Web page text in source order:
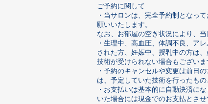
ご予約に関して
・当サロンは、完全予約制となっ
願いいたします。
なお、お部屋の空き状況により、
・生理中、高血圧、体調不良、ア
された方、妊娠中、授乳中の方は
技術が受けられない場合もございま
・予約のキャンセルや変更は前日
は、予定していた技術を行ったも
・お支払いは基本的に自動決済に
いた場合には現金でのお支払とさ